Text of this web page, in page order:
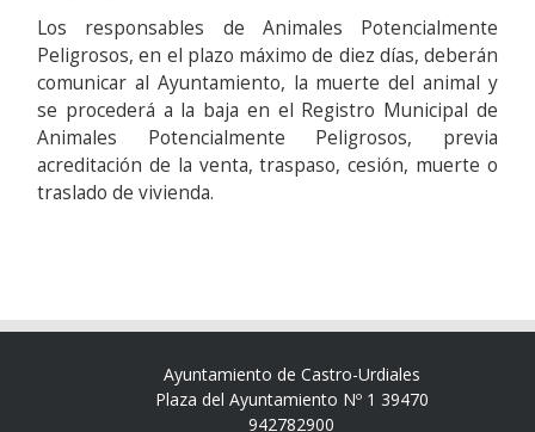
Los responsables de Animales Potencialmente
Peligrosos, en el plazo máximo de diez días, deberán
comunicar al Ayuntamiento, la muerte del animal y
se procederá a la baja en el Registro Municipal de
Animales Potencialmente Peligrosos, previa
acreditación de la venta, traspaso, cesión, muerte o
traslado de vivienda.
Ayuntamiento de Castro-Urdiales
Plaza del Ayuntamiento Nº 1 39470
942782900